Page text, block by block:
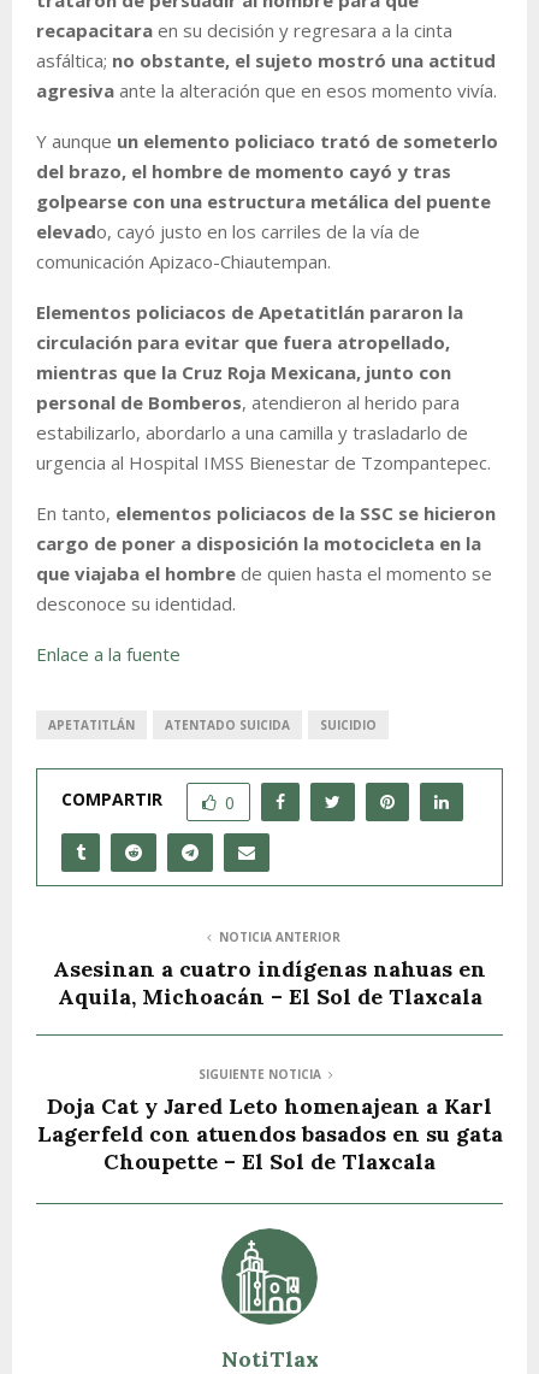
recapacitara en su decisión y regresara a la cinta
asfáltica; no obstante, el sujeto mostró una actitud
agresiva ante la alteración que en esos momento vivía.
Y aunque un elemento policiaco trató de someterlo
del brazo, el hombre de momento cayó y tras
golpearse con una estructura metálica del puente
elevado, cayó justo en los carriles de la vía de
comunicación Apizaco-Chiautempan.
Elementos policiacos de Apetatitlán pararon la
circulación para evitar que fuera atropellado,
mientras que la Cruz Roja Mexicana, junto con
personal de Bomberos, atendieron al herido para
estabilizarlo, abordarlo a una camilla y trasladarlo de
urgencia al Hospital IMSS Bienestar de Tzompantepec.
En tanto, elementos policiacos de la SSC se hicieron
cargo de poner a disposición la motocicleta en la
que viajaba el hombre de quien hasta el momento se
desconoce su identidad.
Enlace a la fuente
APETATITLÁN ATENTADO SUICIDA SUICIDIO
COMPARTIR 0
NOTICIA ANTERIOR
Asesinan a cuatro indígenas nahuas en
Aquila, Michoacán – El Sol de Tlaxcala
SIGUIENTE NOTICIA
Doja Cat y Jared Leto homenajean a Karl
Lagerfeld con atuendos basados en su gata
Choupette – El Sol de Tlaxcala
NotiTlax